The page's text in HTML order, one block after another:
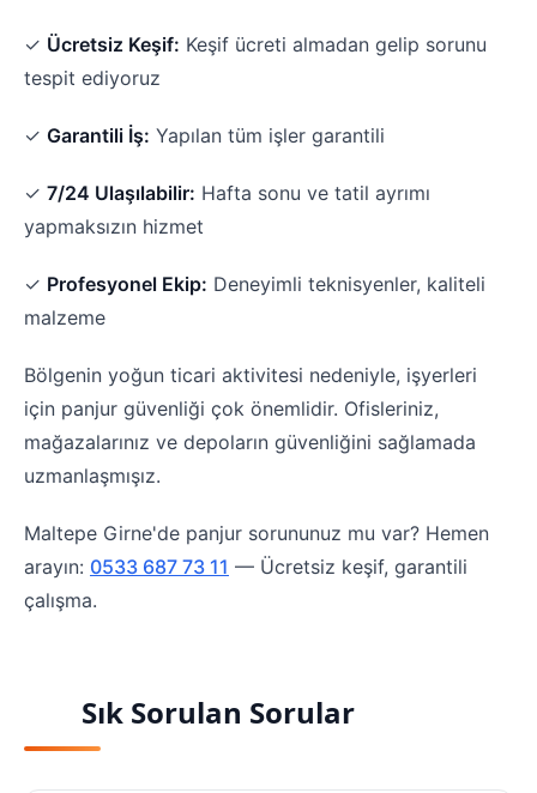
✓ Ücretsiz Keşif: Keşif ücreti almadan gelip sorunu
tespit ediyoruz
✓ Garantili İş: Yapılan tüm işler garantili
✓ 7/24 Ulaşılabilir: Hafta sonu ve tatil ayrımı
yapmaksızın hizmet
✓ Profesyonel Ekip: Deneyimli teknisyenler, kaliteli
malzeme
Bölgenin yoğun ticari aktivitesi nedeniyle, işyerleri
için panjur güvenliği çok önemlidir. Ofisleriniz,
mağazalarınız ve depoların güvenliğini sağlamada
uzmanlaşmışız.
Maltepe Girne'de panjur sorununuz mu var? Hemen
arayın: 0533 687 73 11 — Ücretsiz keşif, garantili
çalışma.
Sık Sorulan Sorular